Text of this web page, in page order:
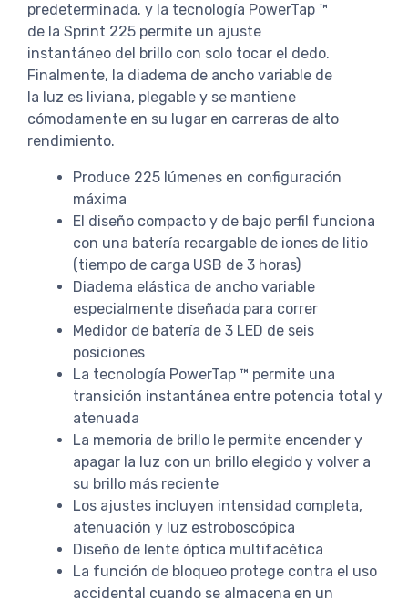
predeterminada. y la tecnología PowerTap ™
de la Sprint 225 permite un ajuste
instantáneo del brillo con solo tocar el dedo.
Finalmente, la diadema de ancho variable de
la luz es liviana, plegable y se mantiene
cómodamente en su lugar en carreras de alto
rendimiento.
Produce 225 lúmenes en configuración
máxima
El diseño compacto y de bajo perfil funciona
con una batería recargable de iones de litio
(tiempo de carga USB de 3 horas)
Diadema elástica de ancho variable
especialmente diseñada para correr
Medidor de batería de 3 LED de seis
posiciones
La tecnología PowerTap ™ permite una
transición instantánea entre potencia total y
atenuada
La memoria de brillo le permite encender y
apagar la luz con un brillo elegido y volver a
su brillo más reciente
Los ajustes incluyen intensidad completa,
atenuación y luz estroboscópica
Diseño de lente óptica multifacética
La función de bloqueo protege contra el uso
accidental cuando se almacena en un